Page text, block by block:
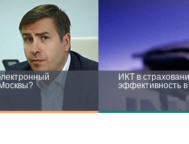
ИКТ в
эффективность